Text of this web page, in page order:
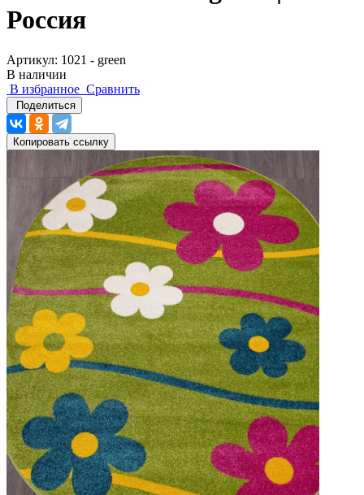
Россия
Артикул: 1021 - green
В наличии
В избранное Сравнить
Поделиться
Копировать ссылку